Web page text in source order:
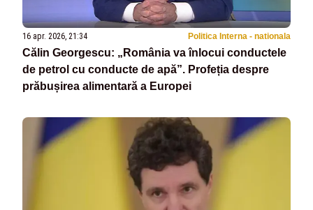
16 apr. 2026, 21:34 Politica Interna - nationala
Călin Georgescu: „România va înlocui conductele
de petrol cu conducte de apă”. Profeția despre
prăbușirea alimentară a Europei